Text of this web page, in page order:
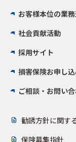
お客様本位の業
社会貢献活動
採用サイト
損害保険お申し
ご相談・お問い
勧誘方針に関す
保険募集指針